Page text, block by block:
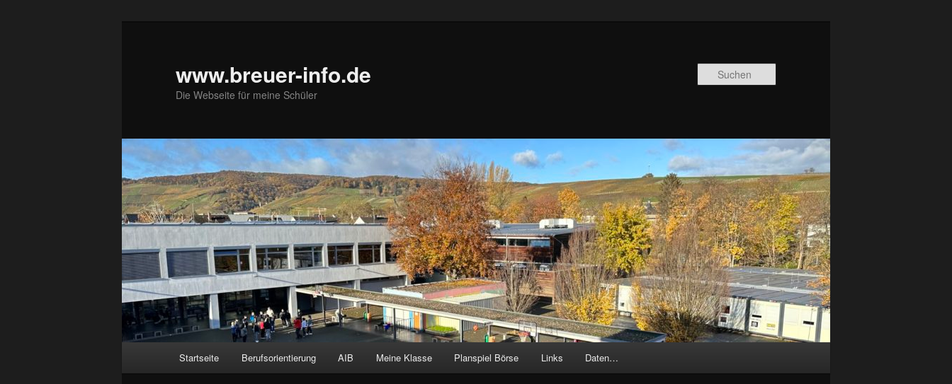
www.breuer-info.de
Die Webseite für meine Schüler
Startseite Berufsorientierung AIB Meine Klasse Planspiel Börse Links Daten…